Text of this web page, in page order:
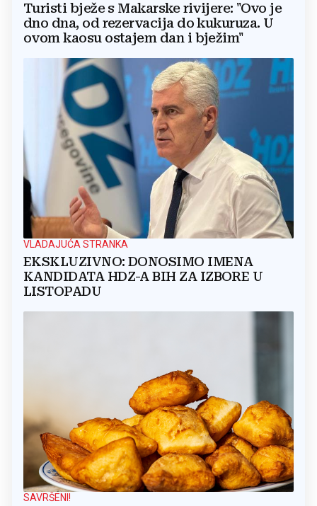
Turisti bježe s Makarske rivijere: "Ovo je
dno dna, od rezervacija do kukuruza. U
ovom kaosu ostajem dan i bježim"
VLADAJUĆA STRANKA
EKSKLUZIVNO: DONOSIMO IMENA
KANDIDATA HDZ-A BIH ZA IZBORE U
LISTOPADU
SAVRŠENI!